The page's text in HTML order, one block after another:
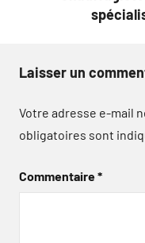
Laisser un
Votre adresse e-mail
obligatoires sont
Commentaire*